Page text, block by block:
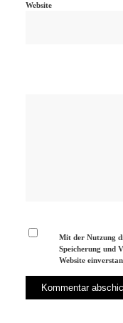
Website
Mit der Nutzung
Speicherung und
Website